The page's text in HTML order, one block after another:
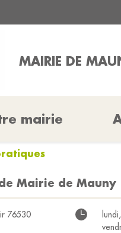
MAIRIE DE
mairie
Mairie de Mauny
76530